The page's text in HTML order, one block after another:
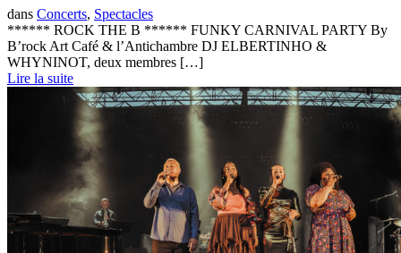
dans Concerts, Spectacles
****** ROCK THE B ****** FUNKY CARNIVAL PARTY By
B’rock Art Café & l’Antichambre DJ ELBERTINHO &
WHYNINOT, deux membres […]
Lire la suite